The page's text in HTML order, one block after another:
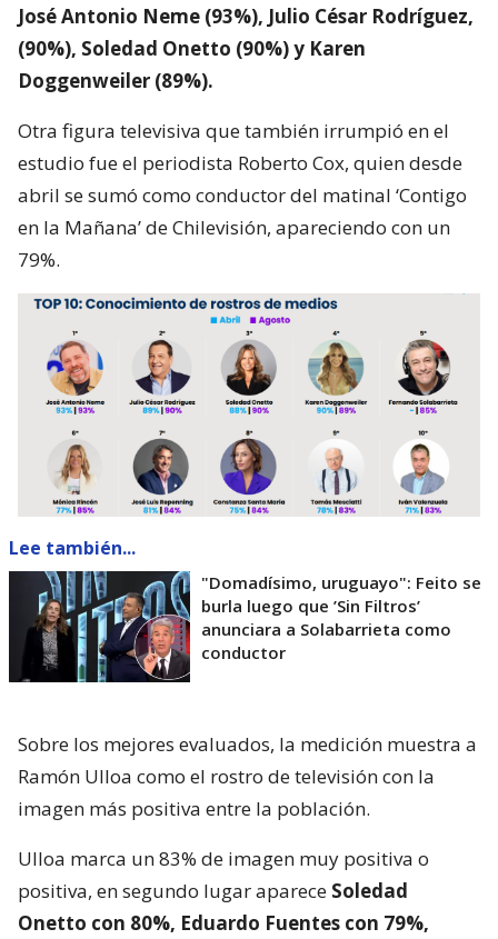
José Antonio Neme (93%), Julio César Rodríguez,
(90%), Soledad Onetto (90%) y Karen
Doggenweiler (89%).
Otra figura televisiva que también irrumpió en el
estudio fue el periodista Roberto Cox, quien desde
abril se sumó como conductor del matinal ‘Contigo
en la Mañana’ de Chilevisión, apareciendo con un
79%.
Lee también...
"Domadísimo, uruguayo": Feito se
burla luego que ’Sin Filtros’
anunciara a Solabarrieta como
conductor
Sobre los mejores evaluados, la medición muestra a
Ramón Ulloa como el rostro de televisión con la
imagen más positiva entre la población.
Ulloa marca un 83% de imagen muy positiva o
positiva, en segundo lugar aparece Soledad
Onetto con 80%, Eduardo Fuentes con 79%,